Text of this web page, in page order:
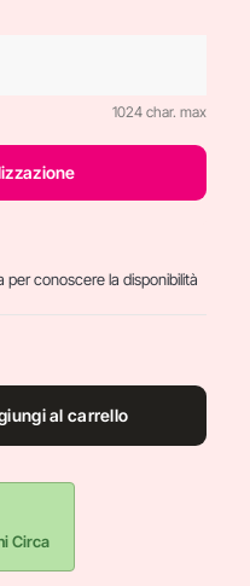
1024 char. max
per conoscere la disponibilità
al carrello
Circa